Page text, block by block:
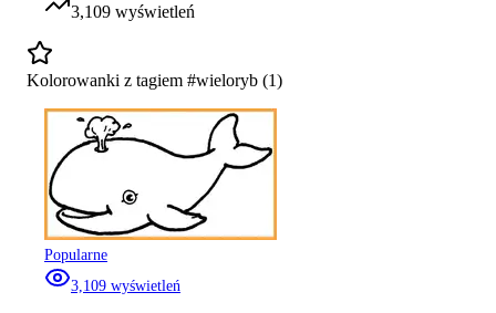
3,109 wyświetleń
Kolorowanki z tagiem #wieloryb (1)
Popularne
3,109 wyświetleń